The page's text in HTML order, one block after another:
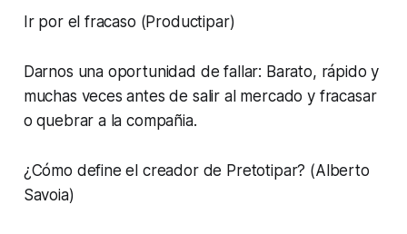
Ir por el fracaso (Productipar)
Darnos una oportunidad de fallar: Barato, rápido y
muchas veces antes de salir al mercado y fracasar
o quebrar a la compañia.
¿Cómo define el creador de Pretotipar? (Alberto
Savoia)